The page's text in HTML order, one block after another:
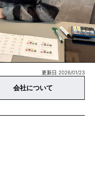
更新日 2026/01/23
会社について